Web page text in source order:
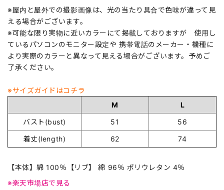
※屋内と屋外での撮影画像は、光の当たり具合で色味が違って見
える場合がございます。
※可能な限り実物に近いカラーにて掲載しておりますが 使用し
ているパソコンのモニター設定や 携帯電話のメーカー・機種に
より実際のカラーと異なって見える場合がございます。予めご
了承ください。
※サイズガイドはコチラ
M
L
バスト(bust)
51
56
着丈(length)
62 74
【本体】綿 100％【リブ】 綿 96％ ポリウレタン 4％
※楽天市場店で見る